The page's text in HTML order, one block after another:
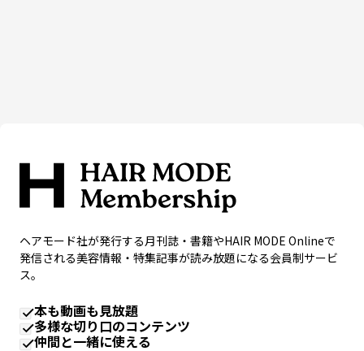
ヘアモード社が発行する月刊誌・書籍やHAIR MODE Onlineで
発信される美容情報・特集記事が読み放題になる会員制サービ
ス。
本も動画も見放題
多様な切り口のコンテンツ
仲間と一緒に使える